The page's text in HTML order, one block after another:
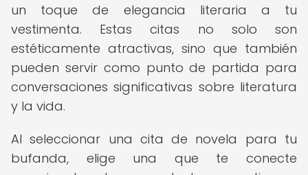
un toque de elegancia literaria a tu
vestimenta. Estas citas no solo son
estéticamente atractivas, sino que también
pueden servir como punto de partida para
conversaciones significativas sobre literatura
y la vida.
Al seleccionar una cita de novela para tu
bufanda, elige una que te conecte